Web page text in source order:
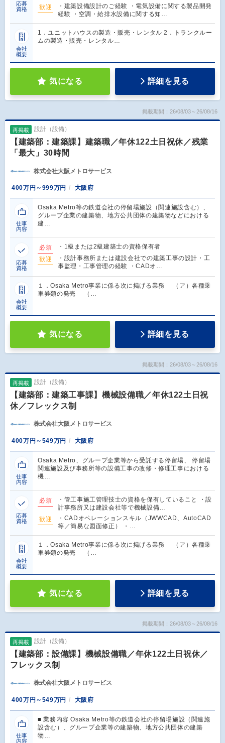
応募
資格
歓迎
・建築設備設計のご経験 ・電気設備に関する製品開発
経験 ・空調・給排水設備に関する知…
会社
概要
1．ユニットハウスの製造・販売・レンタル 2．トランクルー
ムの製造・販売・レンタル…
気になる 詳細を見る
掲載期間：26/08/03～26/08/16
再掲載 設計（設備）
【建築部：建築課】建築職／年休122土日祝休／残業
「最大」30時間
株式会社大阪メトロサービス
400万円～999万円 大阪府
仕事
内容
Osaka Metro等の鉄道会社の停留場施設（関連施設含む）、
グループ企業の建築物、地方公共団体の建築物などにおける
建…
応募
資格
必須
・1級または2級建築士の資格保有者
歓迎
・設計事務所または建設会社での建築工事の設計・工
事監理・工事管理の経験 ・CADオ…
会社
概要
１．Osaka Metro事業に係る次に掲げる業務 （ア）各種乗
車券類の発売 （…
気になる 詳細を見る
掲載期間：26/08/03～26/08/16
再掲載 設計（設備）
【建築部：建築工事課】機械設備職／年休122土日祝
休／フレックス制
株式会社大阪メトロサービス
400万円～549万円 大阪府
仕事
内容
Osaka Metro、グループ企業等から受託する停留場、 停留場
関連施設及び事務所等の設備工事の改修・修理工事における
機…
応募
資格
必須
・管工事施工管理技士の資格を保有していること ・設
計事務所又は建設会社等で機械設備…
歓迎
・CADオペレーションスキル（JWWCAD、AutoCAD
等／簡易な図面修正） ・…
会社
概要
１．Osaka Metro事業に係る次に掲げる業務 （ア）各種乗
車券類の発売 （…
気になる 詳細を見る
掲載期間：26/08/03～26/08/16
再掲載 設計（設備）
【建築部：設備課】機械設備職／年休122土日祝休／
フレックス制
株式会社大阪メトロサービス
400万円～549万円 大阪府
仕事
内容
■ 業務内容 Osaka Metro等の鉄道会社の停留場施設（関連施
設含む）、グループ企業等の建築物、地方公共団体の建築
物…